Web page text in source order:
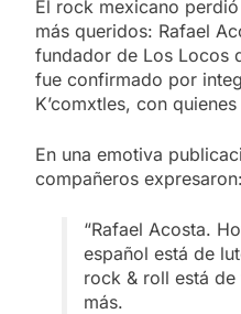
El rock mexicano
más queridos: Rafael
fundador de Los Locos
fue confirmado por
K’comxtles, con
En una emotiva
compañeros expresaron:
“Rafael Acosta.
español está de
rock & roll está
más.